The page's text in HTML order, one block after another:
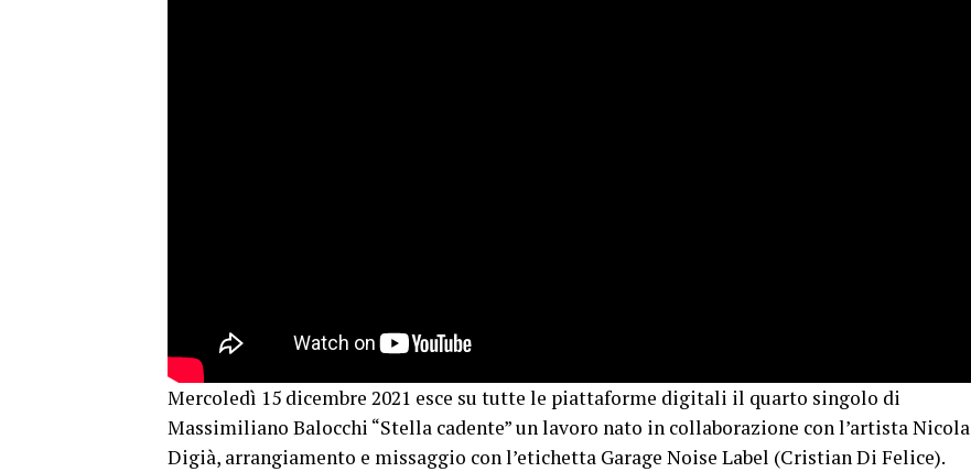
Mercoledì 15 dicembre 2021 esce su tutte le piattaforme digitali il quarto singolo di
Massimiliano Balocchi “Stella cadente” un lavoro nato in collaborazione con l’artista Nicola
Digià, arrangiamento e missaggio con l’etichetta Garage Noise Label (Cristian Di Felice).